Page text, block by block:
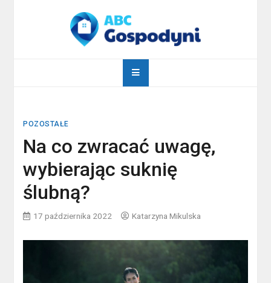
abcgospodyni.pl
POZOSTAŁE
Na co zwracać uwagę,
wybierając suknię
ślubną?
17 października 2022 Katarzyna Mikulska